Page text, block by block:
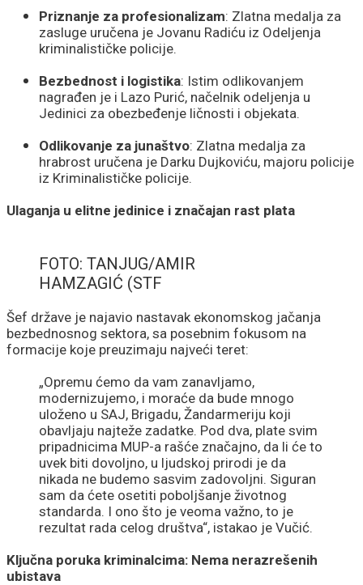
Priznanje za profesionalizam: Zlatna medalja za
zasluge uručena je Jovanu Radiću iz Odeljenja
kriminalističke policije.
Bezbednost i logistika: Istim odlikovanjem
nagrađen je i Lazo Purić, načelnik odeljenja u
Jedinici za obezbeđenje ličnosti i objekata.
Odlikovanje za junaštvo: Zlatna medalja za
hrabrost uručena je Darku Dujkoviću, majoru policije
iz Kriminalističke policije.
Ulaganja u elitne jedinice i značajan rast plata
FOTO: TANJUG/AMIR
HAMZAGIĆ (STF
Šef države je najavio nastavak ekonomskog jačanja
bezbednosnog sektora, sa posebnim fokusom na
formacije koje preuzimaju najveći teret:
„Opremu ćemo da vam zanavljamo,
modernizujemo, i moraće da bude mnogo
uloženo u SAJ, Brigadu, Žandarmeriju koji
obavljaju najteže zadatke. Pod dva, plate svim
pripadnicima MUP-a rašće značajno, da li će to
uvek biti dovoljno, u ljudskoj prirodi je da
nikada ne budemo sasvim zadovoljni. Siguran
sam da ćete osetiti poboljšanje životnog
standarda. I ono što je veoma važno, to je
rezultat rada celog društva“, istakao je Vučić.
Ključna poruka kriminalcima: Nema nerazrešenih
ubistava